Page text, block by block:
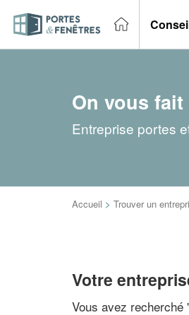
On vous
Entreprise portes
Accueil > Trouver un
Votre
Vous avez recherché